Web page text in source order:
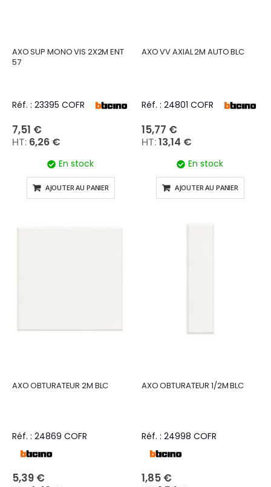
AXO SUP MONO VIS 2X2M ENT
57
Réf. : 23395 COFR
7,51 €
6,26 €
En stock
AJOUTER AU PANIER
AXO VV AXIAL 2M AUTO BLC
Réf. : 24801 COFR
15,77 €
13,14 €
En stock
AJOUTER AU PANIER
AXO OBTURATEUR 2M BLC
Réf. : 24869 COFR
5,39 €
AXO OBTURATEUR 1/2M BLC
Réf. : 24998 COFR
1,85 €